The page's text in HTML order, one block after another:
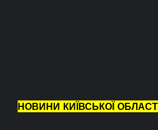
НОВИНИ КИЇВСЬКОЇ